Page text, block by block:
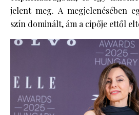
jelent meg. A megjelenésében
szín dominált, ám a cipője ettől